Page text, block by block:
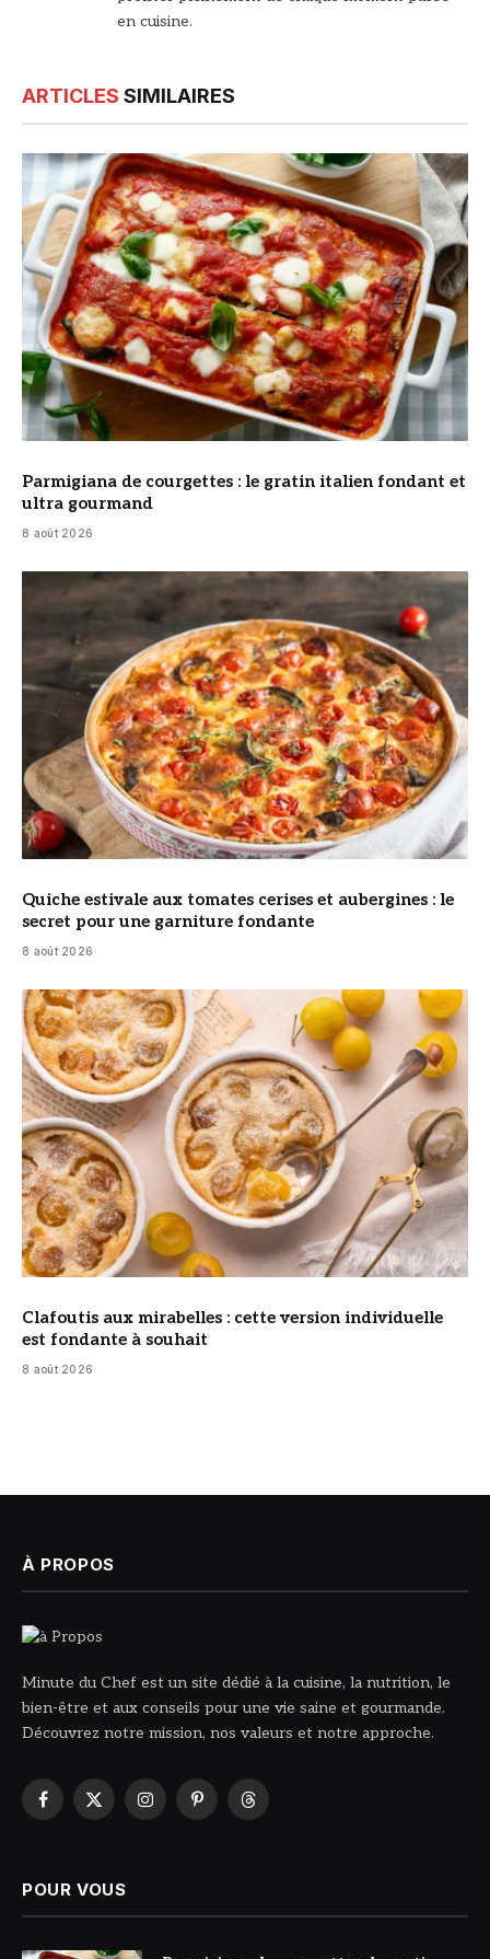
en cuisine.
ARTICLES SIMILAIRES
© DR
Parmigiana de courgettes : le gratin italien fondant et
ultra gourmand
8 août 2026
Quiche estivale aux tomates cerises et aubergines : le
secret pour une garniture fondante
8 août 2026
© DR
Clafoutis aux mirabelles : cette version individuelle
est fondante à souhait
8 août 2026
À PROPOS
Minute du Chef est un site dédié à la cuisine, la nutrition, le
bien-être et aux conseils pour une vie saine et gourmande.
Découvrez notre mission, nos valeurs et notre approche.
Facebook
X
InstagramPinterestThreads
POUR VOUS